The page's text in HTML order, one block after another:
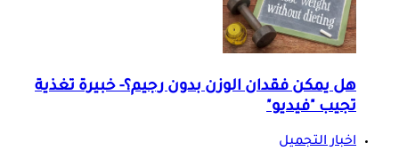
هل يمكن فقدان الوزن بدون رجيم؟- خبيرة تغذية
تجيب "فيديو"
اخبار التجميل